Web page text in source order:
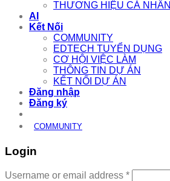
THƯƠNG HIỆU CÁ NHÂN
AI
Kết Nối
COMMUNITY
EDTECH TUYỂN DỤNG
CƠ HỘI VIỆC LÀM
THÔNG TIN DỰ ÁN
KẾT NỐI DỰ ÁN
Đăng nhập
Đăng ký
COMMUNITY
Login
Username or email address *Required